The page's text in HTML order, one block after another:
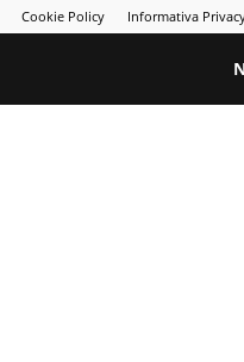
Cookie Policy Informativa